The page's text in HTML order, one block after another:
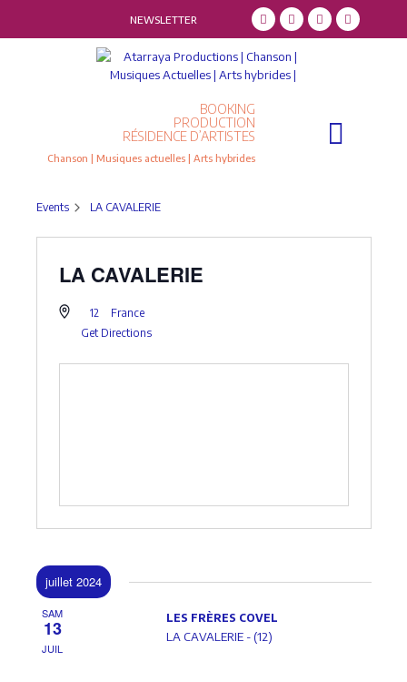
NEWSLETTER
BOOKING
PRODUCTION
RÉSIDENCE D’ARTISTES
Chanson | Musiques actuelles | Arts hybrides
Events LA CAVALERIE
LA CAVALERIE
12
France
Get Directions
juillet 2024
SAM
13
JUIL
LES FRÈRES COVEL
LA CAVALERIE - (12)